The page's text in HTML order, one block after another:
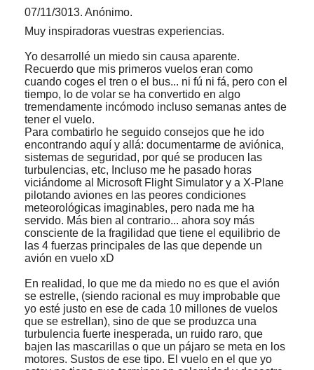
07/11/3013. Anónimo.
Muy inspiradoras vuestras experiencias.
Yo desarrollé un miedo sin causa aparente.
Recuerdo que mis primeros vuelos eran como
cuando coges el tren o el bus... ni fú ni fá, pero con el
tiempo, lo de volar se ha convertido en algo
tremendamente incómodo incluso semanas antes de
tener el vuelo.
Para combatirlo he seguido consejos que he ido
encontrando aquí y allá: documentarme de aviónica,
sistemas de seguridad, por qué se producen las
turbulencias, etc, Incluso me he pasado horas
viciándome al Microsoft Flight Simulator y a X-Plane
pilotando aviones en las peores condiciones
meteorológicas imaginables, pero nada me ha
servido. Más bien al contrario... ahora soy más
consciente de la fragilidad que tiene el equilibrio de
las 4 fuerzas principales de las que depende un
avión en vuelo xD
En realidad, lo que me da miedo no es que el avión
se estrelle, (siendo racional es muy improbable que
yo esté justo en ese de cada 10 millones de vuelos
que se estrellan), sino de que se produzca una
turbulencia fuerte inesperada, un ruido raro, que
bajen las mascarillas o que un pájaro se meta en los
motores. Sustos de ese tipo. El vuelo en el que yo